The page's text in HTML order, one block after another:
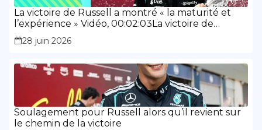
La victoire de Russell a montré « la maturité et
l’expérience » Vidéo, 00:02:03La victoire de
Russell a montré « la maturité et l’expérience »
28 juin 2026
Soulagement pour Russell alors qu’il revient sur
le chemin de la victoire